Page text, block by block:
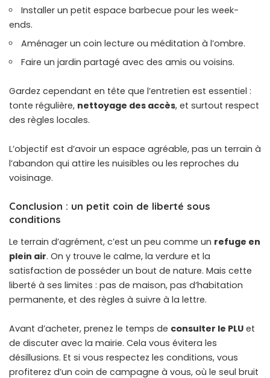
Installer un petit espace barbecue pour les week-
ends.
Aménager un coin lecture ou méditation à l’ombre.
Faire un jardin partagé avec des amis ou voisins.
Gardez cependant en tête que l’entretien est essentiel :
tonte régulière, nettoyage des accès, et surtout respect
des règles locales.
L’objectif est d’avoir un espace agréable, pas un terrain à
l’abandon qui attire les nuisibles ou les reproches du
voisinage.
Conclusion : un petit coin de liberté sous
conditions
Le terrain d’agrément, c’est un peu comme un refuge en
plein air. On y trouve le calme, la verdure et la
satisfaction de posséder un bout de nature. Mais cette
liberté à ses limites : pas de maison, pas d’habitation
permanente, et des règles à suivre à la lettre.
Avant d’acheter, prenez le temps de consulter le PLU et
de discuter avec la mairie. Cela vous évitera les
désillusions. Et si vous respectez les conditions, vous
profiterez d’un coin de campagne à vous, où le seul bruit